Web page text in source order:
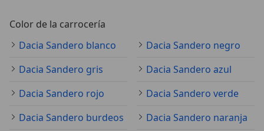
Color de la carrocería
Dacia Sandero blanco
Dacia Sandero negro
Dacia Sandero gris
Dacia Sandero azul
Dacia Sandero rojo
Dacia Sandero verde
Dacia Sandero burdeos
Dacia Sandero naranja